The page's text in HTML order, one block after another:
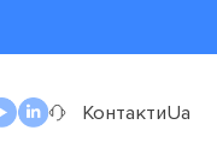
КонтактиUa